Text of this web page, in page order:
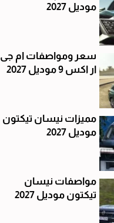
موديل 2027
سعر ومواصفات ام جى
ار اكس 9 موديل 2027
مميزات نيسان تيكتون
موديل 2027
مواصفات نيسان
تيكتون موديل 2027